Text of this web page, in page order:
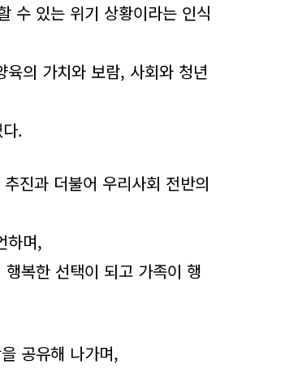
수 있는 위기 상황이라는 인식
의 가치와 보람, 사회와 청년
.
진과 더불어 우리사회 전반의
하며,
복한 선택이 되고 가족이 행
공유해 나가며,